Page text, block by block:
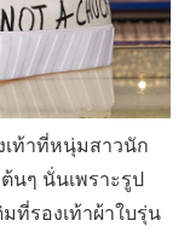
เท้าที่หนุ่มสาวนัก
นๆ นั่นเพราะรูป
ที่รองเท้าผ้าใบรุ่น